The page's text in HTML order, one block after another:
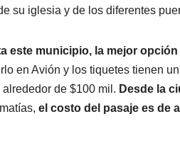
su iglesia y de los diferentes
este municipio, la mejor
en Avión y los tiquetes tienen
de $100 mil. Desde la
el costo del pasaje es de